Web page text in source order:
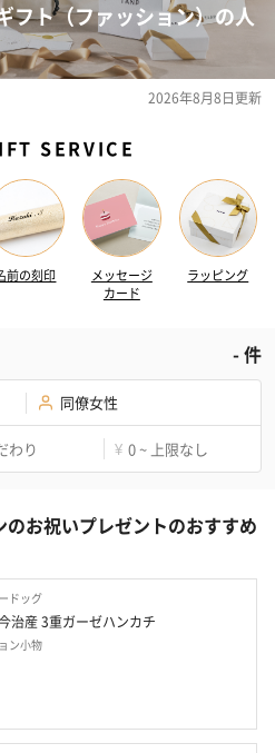
フト（ファッション）の人
2026年8月8日更新
SERVICE
前の刻印
メッセージ
カード
ラッピング
-件
同僚女性
わり ¥ 0 ~ 上限なし
お祝いプレゼントのおすすめ
ドッグ
治産 3重ガーゼハンカチ
ン小物